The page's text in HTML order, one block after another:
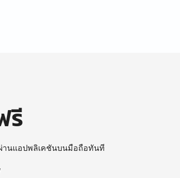
รี
านแอปพลิเคชันบนมือถือทันที